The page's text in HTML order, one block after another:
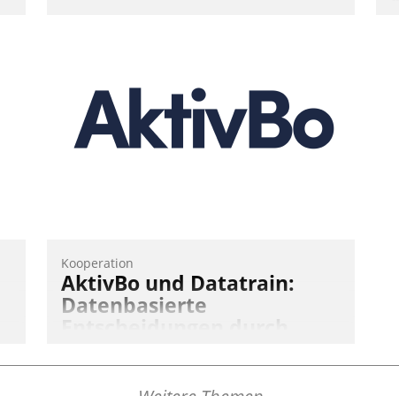
Kooperation
AktivBo und Datatrain:
Datenbasierte
Mieterbefragungen